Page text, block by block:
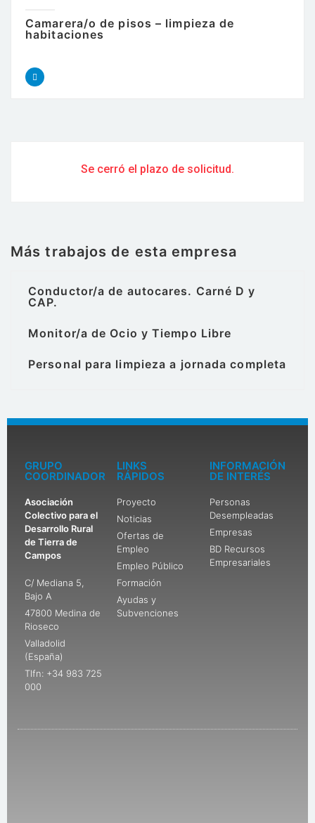
Camarera/o de pisos – limpieza de
habitaciones
Se cerró el plazo de solicitud.
Más trabajos de esta empresa
Conductor/a de autocares. Carné D y
CAP.
Monitor/a de Ocio y Tiempo Libre
Personal para limpieza a jornada completa
GRUPO
COORDINADOR
Asociación
Colectivo para el
Desarrollo Rural
de Tierra de
Campos
C/ Mediana 5,
Bajo A
47800 Medina de
Rioseco
Valladolid
(España)
Tlfn: +34 983 725
000
LINKS
RÁPIDOS
Proyecto
Noticias
Ofertas de
Empleo
Empleo Público
Formación
Ayudas y
Subvenciones
INFORMACIÓN
DE INTERÉS
Personas
Desempleadas
Empresas
BD Recursos
Empresariales